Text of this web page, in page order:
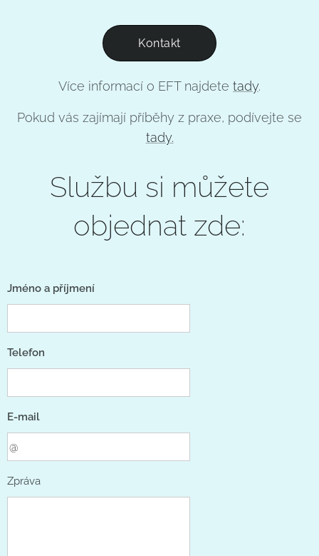
Kontakt
Více informací o EFT najdete tady.
Pokud vás zajímají příběhy z praxe, podívejte se
tady.
Službu si můžete
objednat zde:
Jméno a příjmení
Telefon
E-mail
Zpráva